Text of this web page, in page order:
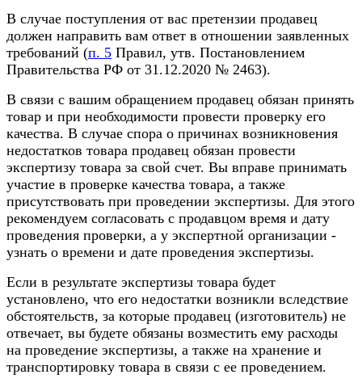
В случае поступления от вас претензии продавец
должен направить вам ответ в отношении заявленных
требований (п. 5 Правил, утв. Постановлением
Правительства РФ от 31.12.2020 № 2463).
В связи с вашим обращением продавец обязан принять
товар и при необходимости провести проверку его
качества. В случае спора о причинах возникновения
недостатков товара продавец обязан провести
экспертизу товара за свой счет. Вы вправе принимать
участие в проверке качества товара, а также
присутствовать при проведении экспертизы. Для этого
рекомендуем согласовать с продавцом время и дату
проведения проверки, а у экспертной организации -
узнать о времени и дате проведения экспертизы.
Если в результате экспертизы товара будет
установлено, что его недостатки возникли вследствие
обстоятельств, за которые продавец (изготовитель) не
отвечает, вы будете обязаны возместить ему расходы
на проведение экспертизы, а также на хранение и
транспортировку товара в связи с ее проведением.